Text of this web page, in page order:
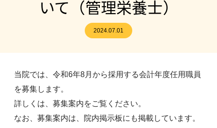
いて（管理栄養士）
2024.07.01
当院では、令和6年8月から採用する会計年度任用職員
を募集します。
詳しくは、募集案内をご覧ください。
なお、募集案内は、院内掲示板にも掲載しています。